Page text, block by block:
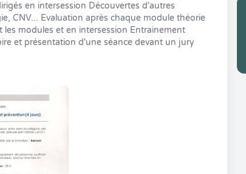
en intersession Découvertes d'autres
CNV... Evaluation après chaque module théorie
modules et en intersession Entrainement
et présentation d'une séance devant un jury